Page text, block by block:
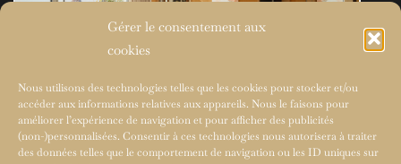
Gérer le consentement aux
cookies
Nous utilisons des technologies telles que les cookies pour stocker et/ou
accéder aux informations relatives aux appareils. Nous le faisons pour
améliorer l’expérience de navigation et pour afficher des publicités
(non-)personnalisées. Consentir à ces technologies nous autorisera à traiter
des données telles que le comportement de navigation ou les ID uniques sur